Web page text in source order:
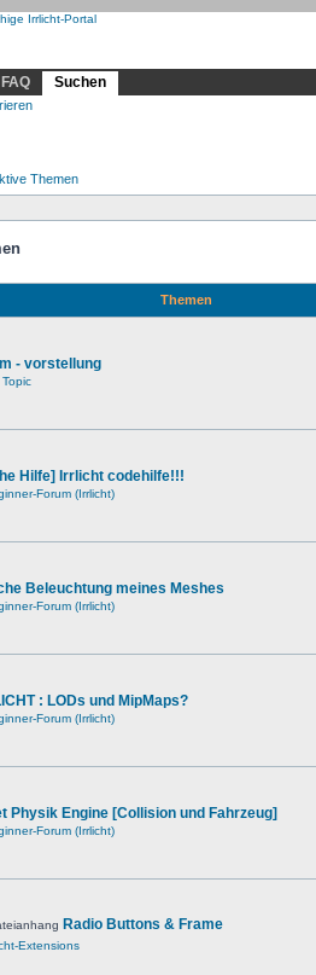
FAQ Suchen
Themen
Themen
- vorstellung
Hilfe] Irrlicht codehilfe!!!
Forum (Irrlicht)
Beleuchtung meines Meshes
Forum (Irrlicht)
: LODs und MipMaps?
Forum (Irrlicht)
Physik Engine [Collision und Fahrzeug]
Forum (Irrlicht)
Radio Buttons & Frame
Extensions